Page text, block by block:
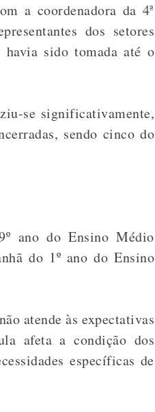
a coordenadora da 4ª
dos setores
havia sido tomada até o
se significativamente,
sendo cinco do
ano do Ensino Médio
do 1º ano do Ensino
atende às expectativas
afeta a condição dos
específicas de